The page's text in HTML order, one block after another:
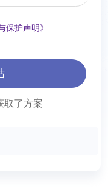
保护声明》
取了方案
7小时前
6小时前